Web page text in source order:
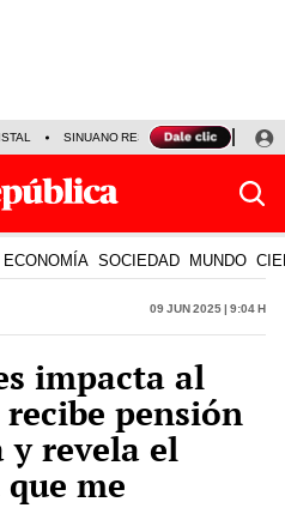
SINUANO RESULTADOS HOY
ECONOMÍA SOCIEDAD MUNDO
09 Jun 2025 | 9:04 h
impacta al
pensión
y revela el
me